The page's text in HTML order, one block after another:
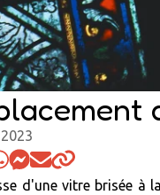
d'une vitre brisée à